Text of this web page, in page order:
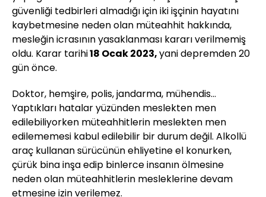
güvenliği tedbirleri almadığı için iki işçinin hayatını
kaybetmesine neden olan müteahhit hakkında,
mesleğin icrasının yasaklanması kararı verilmemiş
oldu. Karar tarihi18 Ocak 2023,yani depremden 20
gün önce.
Doktor, hemşire, polis, jandarma, mühendis…
Yaptıkları hatalar yüzünden meslekten men
edilebiliyorken müteahhitlerin meslekten men
edilememesi kabul edilebilir bir durum değil. Alkollü
araç kullanan sürücünün ehliyetine el konurken,
çürük bina inşa edip binlerce insanın ölmesine
neden olan müteahhitlerin mesleklerine devam
etmesine izin verilemez.